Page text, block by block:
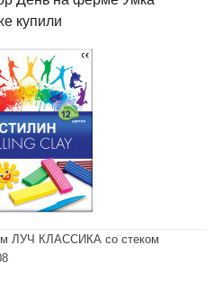
купили
ЛУЧ КЛАССИКА со стеком